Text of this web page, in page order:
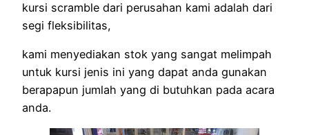
kursi scramble dari perusahan kami adalah dari
segi fleksibilitas,
kami menyediakan stok yang sangat melimpah
untuk kursi jenis ini yang dapat anda gunakan
berapapun jumlah yang di butuhkan pada acara
anda.